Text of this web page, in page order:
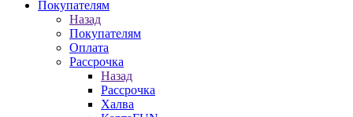
Покупателям
Назад
Покупателям
Оплата
Рассрочка
Назад
Рассрочка
Халва